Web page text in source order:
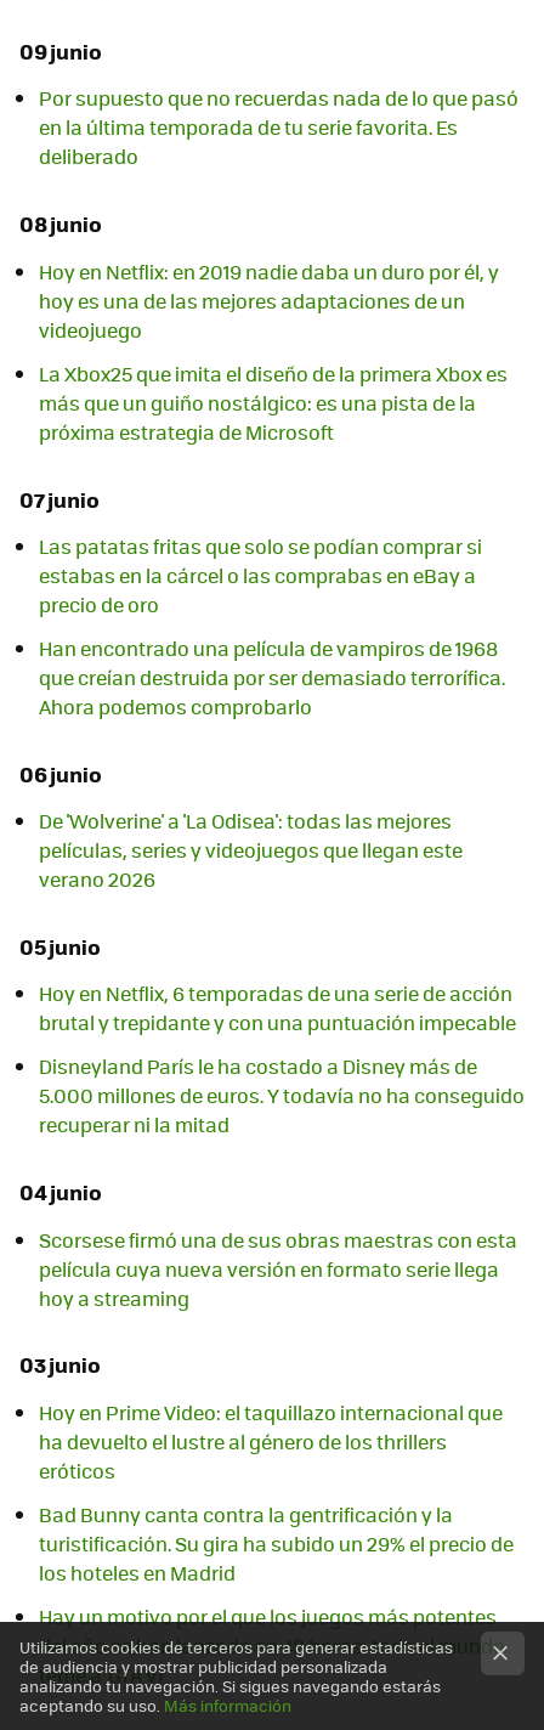
09 junio
Por supuesto que no recuerdas nada de lo que pasó
en la última temporada de tu serie favorita. Es
deliberado
08 junio
Hoy en Netflix: en 2019 nadie daba un duro por él, y
hoy es una de las mejores adaptaciones de un
videojuego
La Xbox25 que imita el diseño de la primera Xbox es
más que un guiño nostálgico: es una pista de la
próxima estrategia de Microsoft
07 junio
Las patatas fritas que solo se podían comprar si
estabas en la cárcel o las comprabas en eBay a
precio de oro
Han encontrado una película de vampiros de 1968
que creían destruida por ser demasiado terrorífica.
Ahora podemos comprobarlo
06 junio
De 'Wolverine' a 'La Odisea': todas las mejores
películas, series y videojuegos que llegan este
verano 2026
05 junio
Hoy en Netflix, 6 temporadas de una serie de acción
brutal y trepidante y con una puntuación impecable
Disneyland París le ha costado a Disney más de
5.000 millones de euros. Y todavía no ha conseguido
recuperar ni la mitad
04 junio
Scorsese firmó una de sus obras maestras con esta
película cuya nueva versión en formato serie llega
hoy a streaming
03 junio
Hoy en Prime Video: el taquillazo internacional que
ha devuelto el lustre al género de los thrillers
eróticos
Bad Bunny canta contra la gentrificación y la
turistificación. Su gira ha subido un 29% el precio de
los hoteles en Madrid
Hay un motivo por el que los juegos más potentes
del año se han lanzado en 48 horas: todo el mundo
teme a 'GTA VI'
Utilizamos cookies de terceros para generar estadísticas
de audiencia y mostrar publicidad personalizada
analizando tu navegación. Si sigues navegando estarás
aceptando su uso. Más información